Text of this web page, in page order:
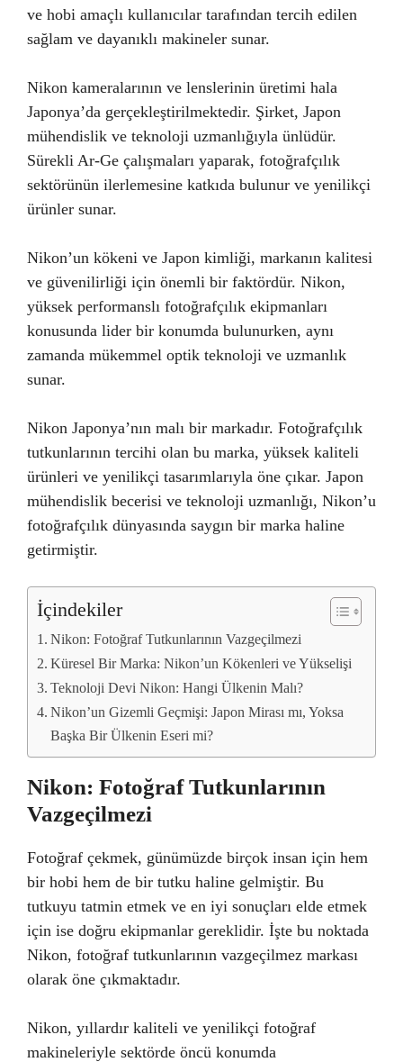
ve hobi amaçlı kullanıcılar tarafından tercih edilen
sağlam ve dayanıklı makineler sunar.
Nikon kameralarının ve lenslerinin üretimi hala
Japonya’da gerçekleştirilmektedir. Şirket, Japon
mühendislik ve teknoloji uzmanlığıyla ünlüdür.
Sürekli Ar-Ge çalışmaları yaparak, fotoğrafçılık
sektörünün ilerlemesine katkıda bulunur ve yenilikçi
ürünler sunar.
Nikon’un kökeni ve Japon kimliği, markanın kalitesi
ve güvenilirliği için önemli bir faktördür. Nikon,
yüksek performanslı fotoğrafçılık ekipmanları
konusunda lider bir konumda bulunurken, aynı
zamanda mükemmel optik teknoloji ve uzmanlık
sunar.
Nikon Japonya’nın malı bir markadır. Fotoğrafçılık
tutkunlarının tercihi olan bu marka, yüksek kaliteli
ürünleri ve yenilikçi tasarımlarıyla öne çıkar. Japon
mühendislik becerisi ve teknoloji uzmanlığı, Nikon’u
fotoğrafçılık dünyasında saygın bir marka haline
getirmiştir.
İçindekiler
Nikon: Fotoğraf Tutkunlarının Vazgeçilmezi
Küresel Bir Marka: Nikon’un Kökenleri ve Yükselişi
Teknoloji Devi Nikon: Hangi Ülkenin Malı?
Nikon’un Gizemli Geçmişi: Japon Mirası mı, Yoksa
Başka Bir Ülkenin Eseri mi?
Nikon: Fotoğraf Tutkunlarının
Vazgeçilmezi
Fotoğraf çekmek, günümüzde birçok insan için hem
bir hobi hem de bir tutku haline gelmiştir. Bu
tutkuyu tatmin etmek ve en iyi sonuçları elde etmek
için ise doğru ekipmanlar gereklidir. İşte bu noktada
Nikon, fotoğraf tutkunlarının vazgeçilmez markası
olarak öne çıkmaktadır.
Nikon, yıllardır kaliteli ve yenilikçi fotoğraf
makineleriyle sektörde öncü konumda